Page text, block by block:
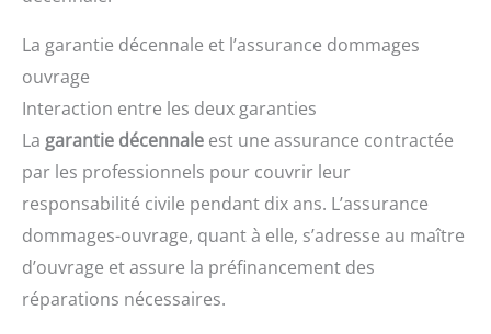
La garantie décennale et l’assurance dommages
ouvrage
Interaction entre les deux garanties
La garantie décennale est une assurance contractée
par les professionnels pour couvrir leur
responsabilité civile pendant dix ans. L’assurance
dommages-ouvrage, quant à elle, s’adresse au maître
d’ouvrage et assure la préfinancement des
réparations nécessaires.